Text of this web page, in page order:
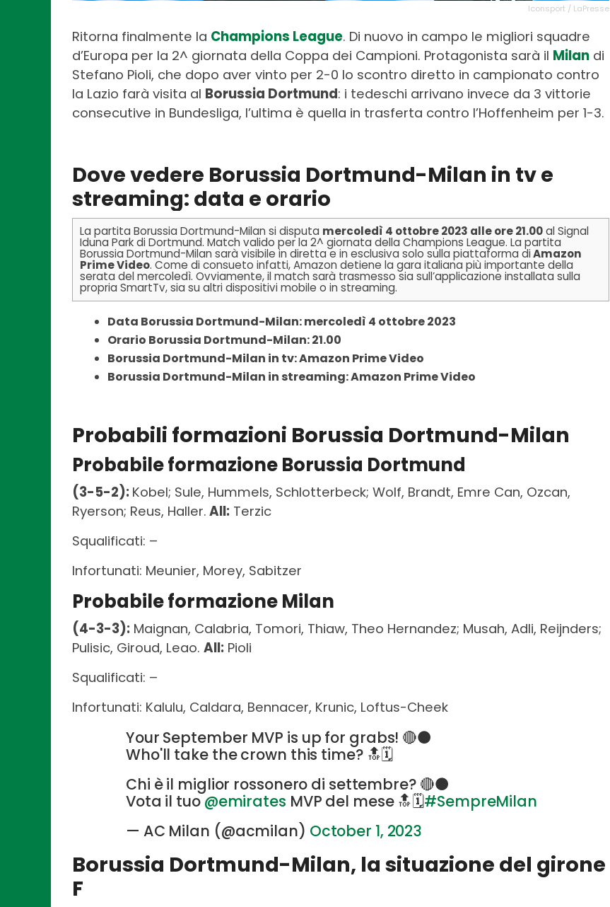
Iconsport / LaPresse
Ritorna finalmente la Champions League. Di nuovo in campo le migliori squadre
d’Europa per la 2^ giornata della Coppa dei Campioni. Protagonista sarà il Milan di
Stefano Pioli, che dopo aver vinto per 2-0 lo scontro diretto in campionato contro
la Lazio farà visita al Borussia Dortmund: i tedeschi arrivano invece da 3 vittorie
consecutive in Bundesliga, l’ultima è quella in trasferta contro l’Hoffenheim per 1-3.
Dove vedere Borussia Dortmund-Milan in tv e
streaming: data e orario
La partita Borussia Dortmund-Milan si disputa mercoledì 4 ottobre 2023 alle ore 21.00al Signal
Iduna Park di Dortmund. Match valido per la 2^ giornata della Champions League. La partita
Borussia Dortmund-Milan sarà visibile in diretta e in esclusiva solo sulla piattaforma diAmazon
Prime Video. Come di consueto infatti, Amazon detiene la gara italiana più importante della
serata del mercoledì. Ovviamente, il match sarà trasmesso sia sull’applicazione installata sulla
propria SmartTv, sia su altri dispositivi mobile o in streaming.
Data Borussia Dortmund-Milan: mercoledì 4 ottobre 2023
Orario Borussia Dortmund-Milan: 21.00
Borussia Dortmund-Milan in tv: Amazon Prime Video
Borussia Dortmund-Milan in streaming: Amazon Prime Video
Probabili formazioni Borussia Dortmund-Milan
Probabile formazione Borussia Dortmund
(3-5-2): Kobel; Sule, Hummels, Schlotterbeck; Wolf, Brandt, Emre Can, Ozcan,
Ryerson; Reus, Haller. All: Terzic
Squalificati: –
Infortunati: Meunier, Morey, Sabitzer
Probabile formazione Milan
(4-3-3): Maignan, Calabria, Tomori, Thiaw, Theo Hernandez; Musah, Adli, Reijnders;
Pulisic, Giroud, Leao. All: Pioli
Squalificati: –
Infortunati: Kalulu, Caldara, Bennacer, Krunic, Loftus-Cheek
Your September MVP is up for grabs! 🔴⚫
Who'll take the crown this time? 🔝🗓️
Chi è il miglior rossonero di settembre? 🔴⚫
Vota il tuo@emirates MVP del mese 🔝🗓️#SempreMilan
— AC Milan (@acmilan) October 1, 2023
Borussia Dortmund-Milan, la situazione del girone
F